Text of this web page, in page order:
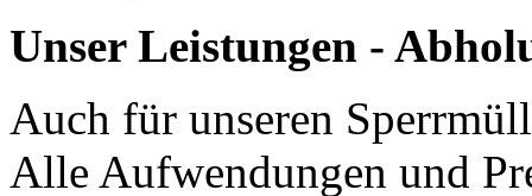
Unser Leistungen -
Auch für unseren
Alle Aufwendungen und